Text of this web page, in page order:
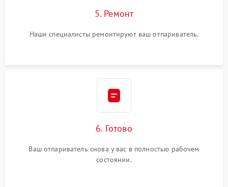
5. Ремонт
Наши специалисты ремонтируют ваш отпариватель.
6. Готово
Ваш отпариватель снова у вас в полностью рабочем
состоянии.